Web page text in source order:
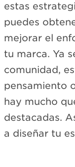
estas
puedes
mejorar el
tu marca. Ya
comunidad,
pensamiento
hay mucho
destacadas.
a diseñar tu